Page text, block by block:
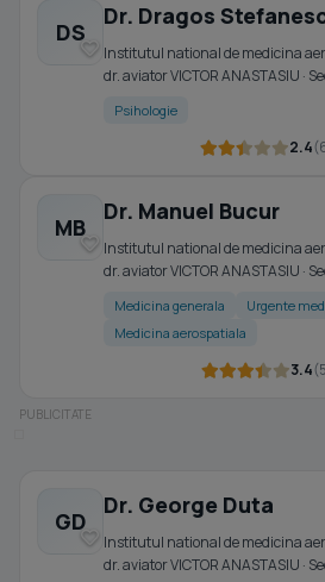
DS
Dr. Dragos
Institutul national de medicina
dr. aviator VICTOR ANASTASIU ·
Psihologie
2.4
MB
Dr. Manuel Bucur
Institutul national de medicina
dr. aviator VICTOR ANASTASIU ·
Medicina generala
Urgente
Medicina aerospatiala
3.4
GD
Dr. George Duta
Institutul national de medicina
dr. aviator VICTOR ANASTASIU ·